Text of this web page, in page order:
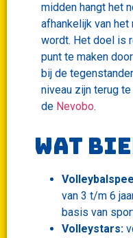
midden hangt het
afhankelijk van
wordt. Het doel is
punt te maken
bij de
niveau zijn terug
de Nevobo.
Wat
van 3 t/m 6
basis van
Volleystars: